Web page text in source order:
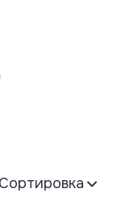
Сортировка